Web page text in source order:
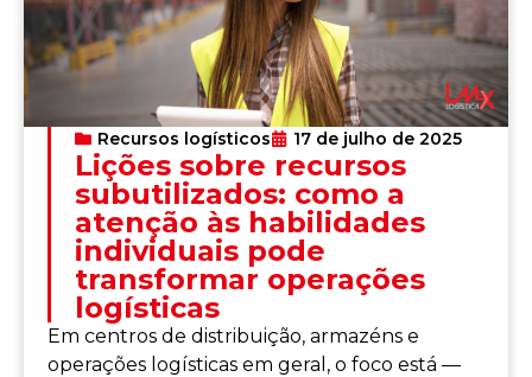
Recursos logísticos 17 de julho de 2025
Lições sobre recursos
subutilizados: como a
atenção às habilidades
individuais pode
transformar operações
logísticas
Em centros de distribuição, armazéns e
operações logísticas em geral, o foco está —